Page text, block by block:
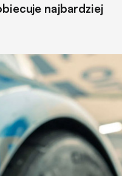
najbardziej